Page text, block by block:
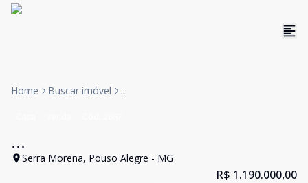
Home Buscar imóvel ...
...
Serra Morena, Pouso Alegre - MG
R$ 1.190.000,00